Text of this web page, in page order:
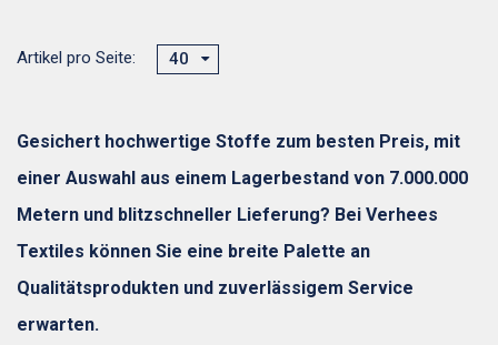
Artikel pro Seite: 40
Gesichert hochwertige Stoffe zum besten Preis, mit
einer Auswahl aus einem Lagerbestand von 7.000.000
Metern und blitzschneller Lieferung? Bei Verhees
Textiles können Sie eine breite Palette an
Qualitätsprodukten und zuverlässigem Service
erwarten.